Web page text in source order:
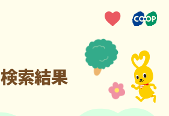
検索結果